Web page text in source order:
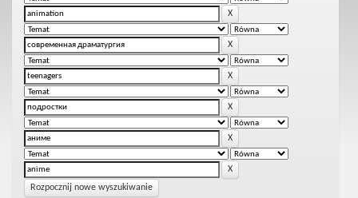
Rozpocznij nowe wyszukiwanie